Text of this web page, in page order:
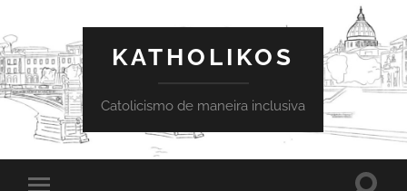
KATHOLIKOS
Catolicismo de maneira inclusiva